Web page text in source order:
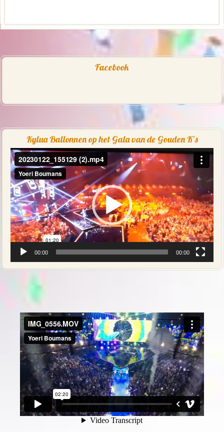
Facebook
Kylua Ballonnen op het Gala van de Gouden K’s
Videospeler
00:00 00:00